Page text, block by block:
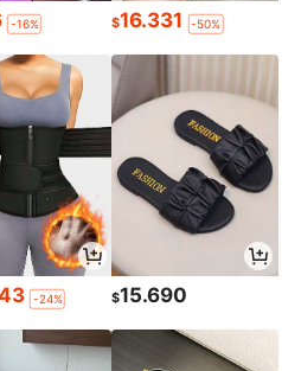
-16% $16.331 -50%
-24% $15.690